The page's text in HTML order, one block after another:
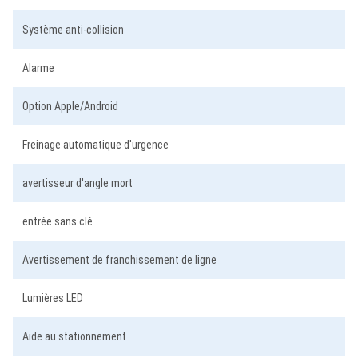
Système anti-collision
Alarme
Option Apple/Android
Freinage automatique d'urgence
avertisseur d'angle mort
entrée sans clé
Avertissement de franchissement de ligne
Lumières LED
Aide au stationnement